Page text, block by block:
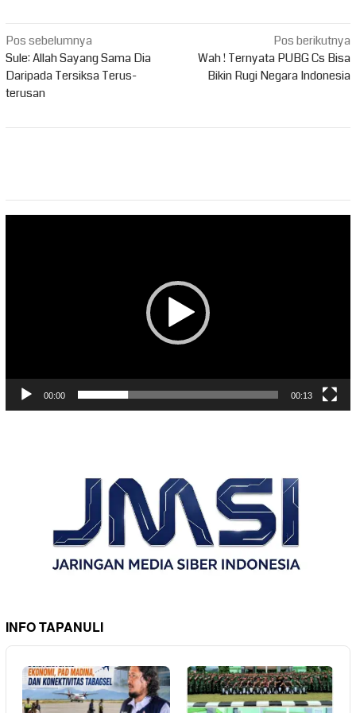
Navigasi
pos
Pos sebelumnya
Sule: Allah Sayang Sama Dia
Daripada Tersiksa Terus-
terusan
Pos berikutnya
Wah ! Ternyata PUBG Cs Bisa
Bikin Rugi Negara Indonesia
00:00 00:13
INFO TAPANULI